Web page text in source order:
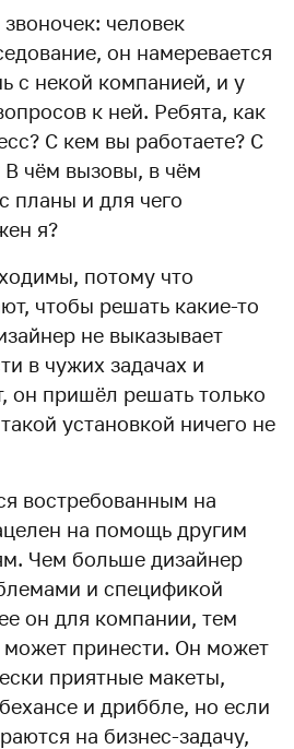
человек
он намеревается
с некой компанией, и у
к ней. Ребята, как
С кем вы работаете? С
В чём вызовы, в чём
планы и для чего
я?
потому что
чтобы решать какие-то
не выказывает
в чужих задачах и
он пришёл решать только
установкой ничего не
востребованным на
на помощь другим
Чем больше дизайнер
и спецификой
он для компании, тем
принести. Он может
приятные макеты,
и дриббле, но если
на бизнес-задачу,